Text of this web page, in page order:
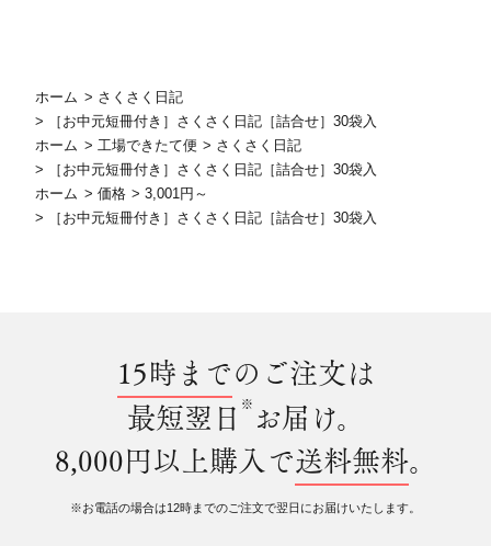
ホーム > さくさく日記
>
［お中元短冊付き］さくさく日記［詰合せ］30袋入
ホーム > 工場できたて便 > さくさく日記
>
［お中元短冊付き］さくさく日記［詰合せ］30袋入
ホーム > 価格 >3,001円～
>
［お中元短冊付き］さくさく日記［詰合せ］30袋入
15時までのご注文は
最短翌日 ※ お届け。
8,000円以上購入で送料無料。
※お電話の場合は12時までのご注文で翌日にお届けいたします。